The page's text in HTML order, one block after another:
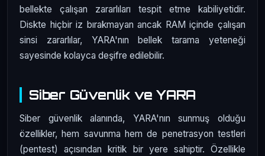
bellekte çalışan zararlıları tespit etme kabiliyetidir.
Diskte hiçbir iz bırakmayan ancak RAM içinde çalışan
sinsi zararlılar, YARA'nın bellek tarama yeteneği
sayesinde kolayca deşifre edilebilir.
Siber Güvenlik ve YARA
Siber güvenlik alanında, YARA'nın sunmuş olduğu
özellikler, hem savunma hem de penetrasyon testleri
(pentest) açısından kritik bir yere sahiptir. Özellikle